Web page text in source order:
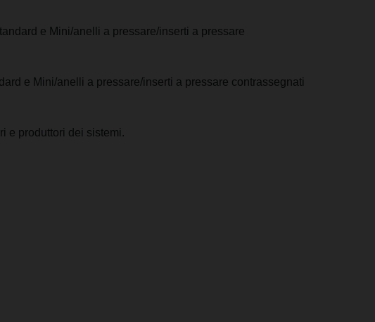
e Mini/anelli a pressare/inserti a pressare
e Mini/anelli a pressare/inserti a pressare contrassegnati
e produttori dei sistemi.